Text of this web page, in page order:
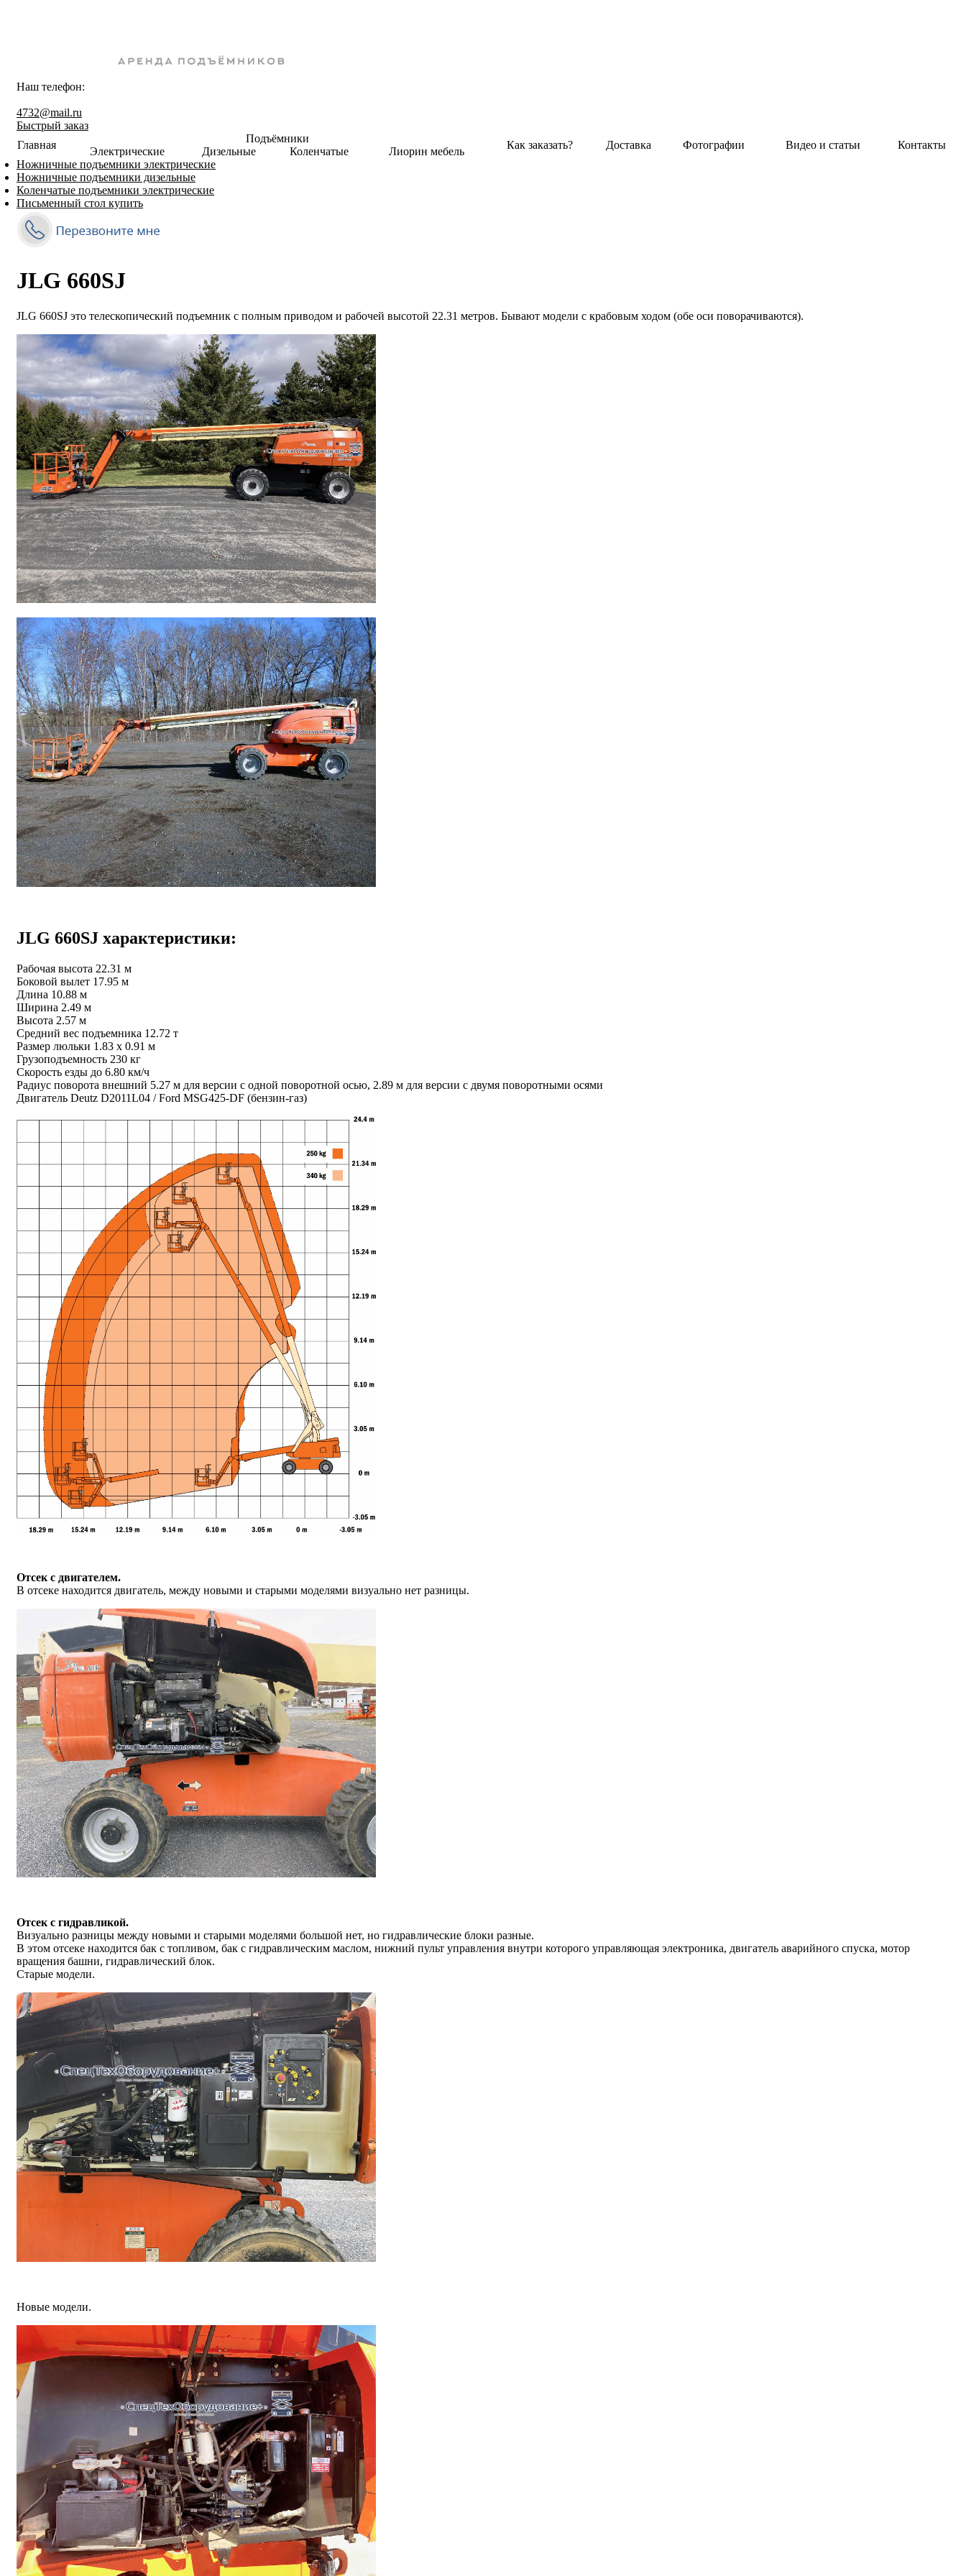
Наш телефон:
4732@mail.ru
Быстрый заказ
Главная
Подъёмники
Электрические
Дизельные Коленчатые Лиорин мебель
Как заказать? Доставка Фотографии Видео и статьи
Контакты
Ножничные подъемники электрические
Ножничные подъемники дизельные
Коленчатые подъемники электрические
Письменный стол купить
JLG 660SJ
JLG 660SJ это телескопический подъемник с полным приводом и рабочей высотой 22.31 метров. Бывают модели с крабовым ходом (обе оси поворачиваются).
JLG 660SJ характеристики:
Рабочая высота 22.31 м
Боковой вылет 17.95 м
Длина 10.88 м
Ширина 2.49 м
Высота 2.57 м
Средний вес подъемника 12.72 т
Размер люльки 1.83 х 0.91 м
Грузоподъемность 230 кг
Скорость езды до 6.80 км/ч
Радиус поворота внешний 5.27 м для версии с одной поворотной осью, 2.89 м для версии с двумя поворотными осями
Двигатель Deutz D2011L04 / Ford MSG425-DF (бензин-газ)
Отсек с двигателем.
В отсеке находится двигатель, между новыми и старыми моделями визуально нет разницы.
Отсек с гидравликой.
Визуально разницы между новыми и старыми моделями большой нет, но гидравлические блоки разные.
В этом отсеке находится бак с топливом, бак с гидравлическим маслом, нижний пульт управления внутри которого управляющая электроника, двигатель аварийного спуска, мотор
вращения башни, гидравлический блок.
Старые модели.
Новые модели.